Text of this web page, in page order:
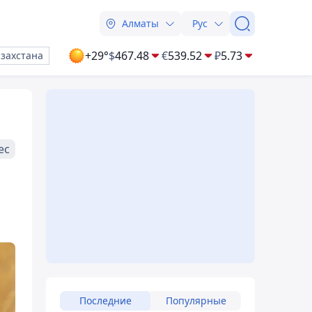
Алматы Рус
+29°$467.48 €539.52 ₽5.73
Последние Популярные